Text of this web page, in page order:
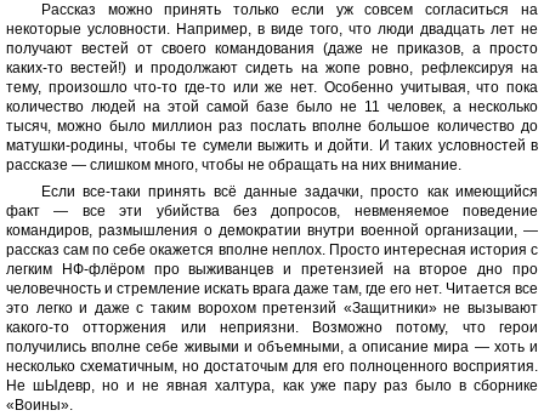
Рассказ можно принять только если уж совсем согласиться на
некоторые условности. Например, в виде того, что люди двадцать лет не
получают вестей от своего командования (даже не приказов, а просто
каких-то вестей!) и продолжают сидеть на жопе ровно, рефлексируя на
тему, произошло что-то где-то или же нет. Особенно учитывая, что пока
количество людей на этой самой базе было не 11 человек, а несколько
тысяч, можно было миллион раз послать вполне большое количество до
матушки-родины, чтобы те сумели выжить и дойти. И таких условностей в
рассказе — слишком много, чтобы не обращать на них внимание.
Если все-таки принять всё данные задачки, просто как имеющийся
факт — все эти убийства без допросов, невменяемое поведение
командиров, размышления о демократии внутри военной организации, —
рассказ сам по себе окажется вполне неплох. Просто интересная история с
легким НФ-флёром про выживанцев и претензией на второе дно про
человечность и стремление искать врага даже там, где его нет. Читается все
это легко и даже с таким ворохом претензий «Защитники» не вызывают
какого-то отторжения или неприязни. Возможно потому, что герои
получились вполне себе живыми и объемными, а описание мира — хоть и
несколько схематичным, но достаточым для его полноценного восприятия.
Не шЫдевр, но и не явная халтура, как уже пару раз было в сборнике
«Воины».